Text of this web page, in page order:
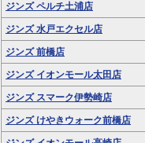
ジンズ ペルチ土浦店
ジンズ 水戸エクセル店
ジンズ 前橋店
ジンズ イオンモール太田店
ジンズ スマーク伊勢崎店
ジンズ けやきウォーク前橋店